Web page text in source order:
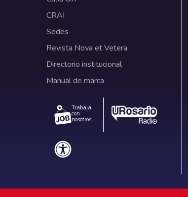
CRAI
Sedes
Revista Nova et Vetera
Directorio institucional
Manual de marca
Trabaja
con
nosotros.